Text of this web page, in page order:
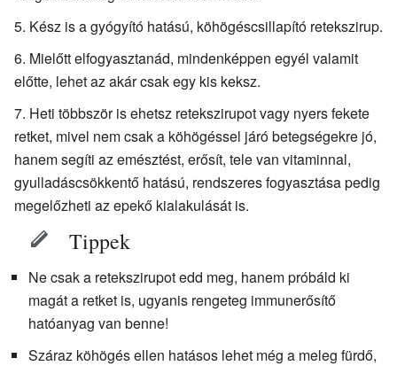
Kész is a gyógyító hatású, köhögéscsillapító retekszirup.
Mielőtt elfogyasztanád, mindenképpen egyél valamit
előtte, lehet az akár csak egy kis keksz.
Heti többször is ehetsz retekszirupot vagy nyers fekete
retket, mivel nem csak a köhögéssel járó betegségekre jó,
hanem segíti az emésztést, erősít, tele van vitaminnal,
gyulladáscsökkentő hatású, rendszeres fogyasztása pedig
megelőzheti az epekő kialakulását is.
Tippek
Ne csak a retekszirupot edd meg, hanem próbáld ki
magát a retket is, ugyanis rengeteg immunerősítő
hatóanyag van benne!
Száraz köhögés ellen hatásos lehet még a meleg fürdő,